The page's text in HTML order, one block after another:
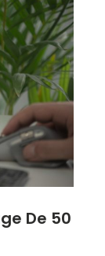
De 50